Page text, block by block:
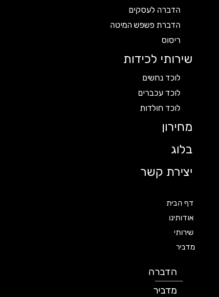
הדברה לעסקים
הדברת פשפש המיטה
ריסוס
שירותי לכידות
לוכד נחשים
לוכד עכברים
לוכד חולדות
מחירון
בלוג
יצירת קשר
דף הבית
אודותינו
שירותי
מדביר
הדברה
מדביר